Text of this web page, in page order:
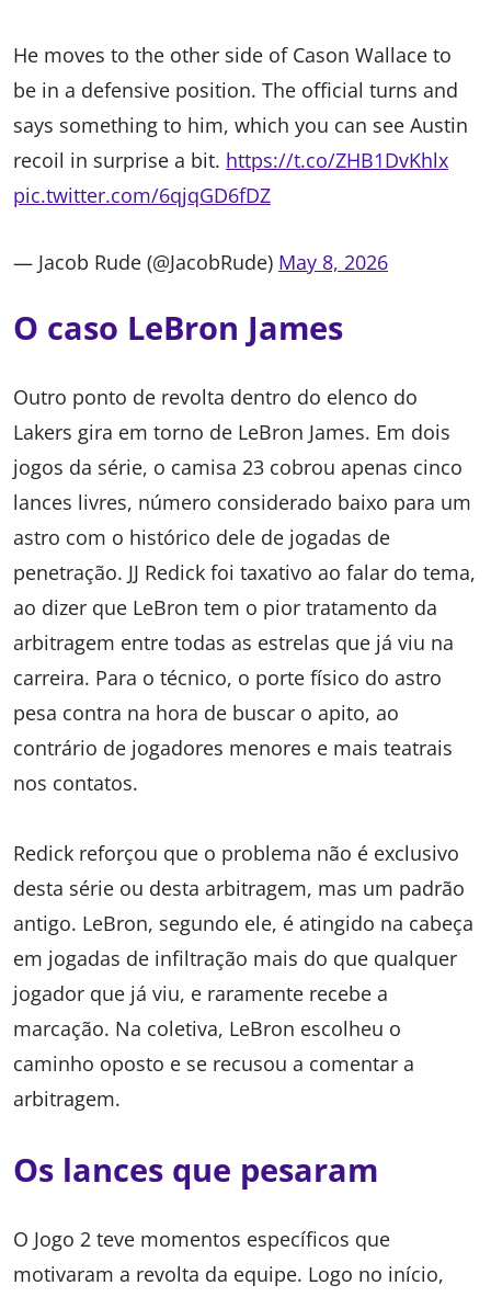
He moves to the other side of Cason Wallace to
be in a defensive position. The official turns and
says something to him, which you can see Austin
recoil in surprise a bit. https://t.co/ZHB1DvKhlx
pic.twitter.com/6qjqGD6fDZ
— Jacob Rude (@JacobRude) May 8, 2026
O caso LeBron James
Outro ponto de revolta dentro do elenco do
Lakers gira em torno de LeBron James. Em dois
jogos da série, o camisa 23 cobrou apenas cinco
lances livres, número considerado baixo para um
astro com o histórico dele de jogadas de
penetração. JJ Redick foi taxativo ao falar do tema,
ao dizer que LeBron tem o pior tratamento da
arbitragem entre todas as estrelas que já viu na
carreira. Para o técnico, o porte físico do astro
pesa contra na hora de buscar o apito, ao
contrário de jogadores menores e mais teatrais
nos contatos.
Redick reforçou que o problema não é exclusivo
desta série ou desta arbitragem, mas um padrão
antigo. LeBron, segundo ele, é atingido na cabeça
em jogadas de infiltração mais do que qualquer
jogador que já viu, e raramente recebe a
marcação. Na coletiva, LeBron escolheu o
caminho oposto e se recusou a comentar a
arbitragem.
Os lances que pesaram
O Jogo 2 teve momentos específicos que
motivaram a revolta da equipe. Logo no início,